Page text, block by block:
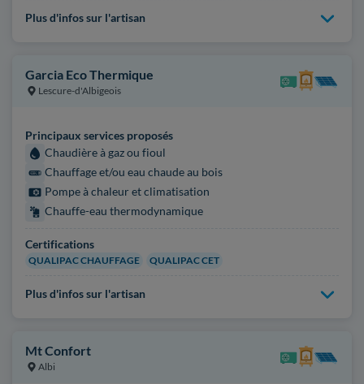
Plus d'infos sur l'artisan
Garcia Eco Thermique
Lescure-d'Albigeois
Principaux services proposés
Chaudière à gaz ou fioul
Chauffage et/ou eau chaude au bois
Pompe à chaleur et climatisation
Chauffe-eau thermodynamique
Certifications
QUALIPAC CHAUFFAGE QUALIPAC CET
Plus d'infos sur l'artisan
Mt Confort
Albi